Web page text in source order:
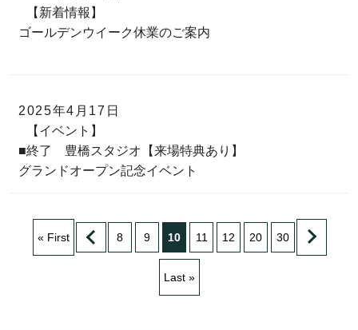
【新着情報】
ゴールデンウイーク休業のご案内
2025年4月17日
【イベント】
■終了 豊橋スタジオ【来場特典あり】
グランドオープン記念イベント
« First 8 9 10 11 12 20 30
Last »